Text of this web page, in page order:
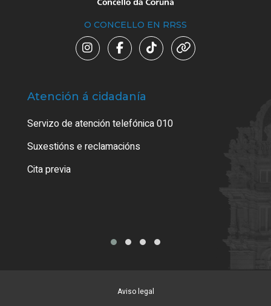
O CONCELLO EN RRSS
Atención á cidadanía
Servizo de atención telefónica 010
Suxestións e reclamacións
Cita previa
Aviso legal